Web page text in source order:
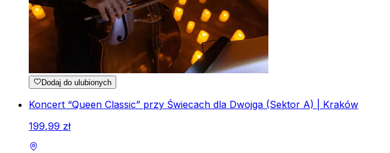
Dodaj do ulubionych
Koncert “Queen Classic” przy Świecach dla Dwojga (Sektor A) | Kraków
199,99 zł